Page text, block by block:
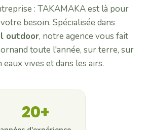
→
: TAKAMAKA est là pour
besoin. Spécialisée dans
outdoor, notre agence vous fait
toute l'année, sur terre, sur
eaux vives et dans les airs.
20+